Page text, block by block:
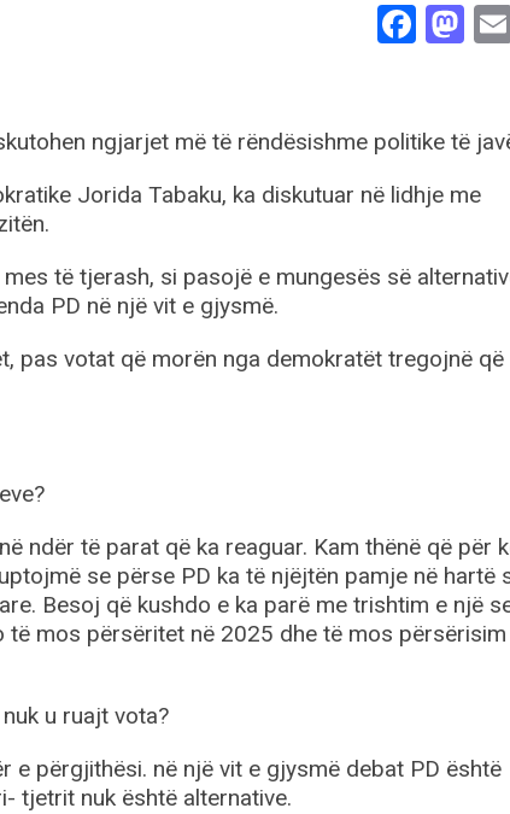
ngjarjet më të rëndësishme politike të
Jorida Tabaku, ka diskutuar në lidhje me
të tjerash, si pasojë e mungesës së
PD në një vit e gjysmë.
pas votat që morën nga demokratët tregojnë që
ndër të parat që ka reaguar. Kam thënë që për
se përse PD ka të njëjtën pamje në hartë
Besoj që kushdo e ka parë me trishtim e një
të mos përsëritet në 2025 dhe të mos përsërisim
u ruajt vota?
e përgjithësi. në një vit e gjysmë debat PD është
tjetrit nuk është alternative.